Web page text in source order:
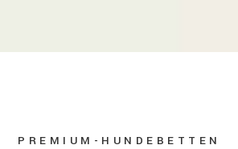
PREMIUM-HUNDEBETTEN